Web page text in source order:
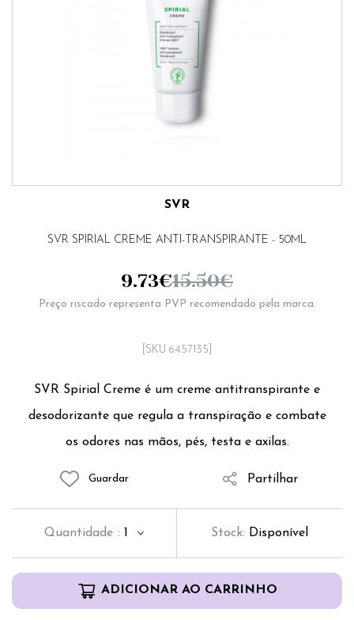
SVR
SVR SPIRIAL CREME ANTI-TRANSPIRANTE - 50ML
SVR Spirial Creme é um creme antitranspirante e
desodorizante que regula a transpiração e combate
os odores nas mãos, pés, testa e axilas.
[SKU 6457135]
9.73€15.50€
Preço riscado representa PVP recomendado pela marca.
Guardar Partilhar
Quantidade : 1 Stock: Disponível
ADICIONAR AO CARRINHO